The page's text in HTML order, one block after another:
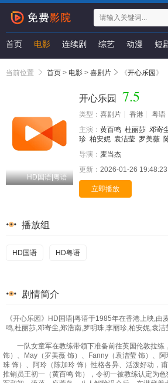
首页 电影 连续剧 综艺 动漫 短
当前位置 首页 > 电影 > 喜剧片 《开心乐园 》
HD国语|粤语
开心乐园 7.5
类型： 喜剧片 香港 粤语
主演： 黄百鸣 杜丽莎 邓寄
珍 柏安妮 袁洁莹 罗美薇
导演： 麦当杰
更新： 2026-01-26 19:48:23
立即播放
播放组
HD国语 HD粤语
剧情简介
《开心乐园》HD国语|粤语于1985年在香港上映,由
鸣,杜丽莎,邓寄尘,郑浩南,罗明珠,李丽珍,柏安妮,袁洁
一队女童军在教练带领下准备前往英国伦敦拉练
饰）、May（罗美薇 饰）、Fanny（袁洁莹 饰）、
珠 饰）、阿玲（陈加玲 饰）性格各异、活泼好动，
推销员王初一（黄百鸣 饰），令初一被教练认定为